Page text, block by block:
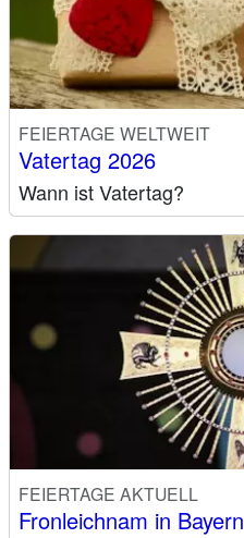
FEIERTAGE WELTWEIT
Vatertag 2026
Wann ist Vatertag?
FEIERTAGE AKTUELL
Fronleichnam in Bayern